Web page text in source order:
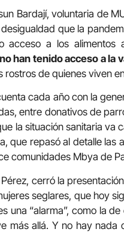
Bardají, voluntaria de
que la
acceso a los alimentos
han tenido acceso a la
rostros de quienes viven
cada año con la
entre donativos de
la situación sanitaria va
que repasó al detalle
comunidades Mbya de
cerró la
seglares, que hoy
una “alarma”, como la
más allá. Y no hay nada